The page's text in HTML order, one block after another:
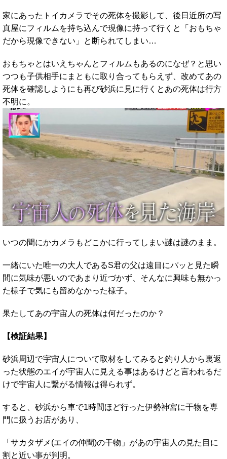
家にあったトイカメラでその死体を撮影して、後日近所の写
真屋にフィルムを持ち込んで現像に持って行くと「おもちゃ
だから現像できない」と断られてしまい…
おもちゃとはいえちゃんとフィルムもあるのになぜ？と思い
つつも子供相手にまともに取り合ってもらえず、改めてあの
死体を確認しようにも再び砂浜に見に行くとあの死体は行方
不明に。
いつの間にかカメラもどこかに行ってしまい謎は謎のまま。
一緒にいた唯一の大人であるS君の父は遠目にパッと見た瞬
間に気味が悪いのであまり近づかず、そんなに興味も無かっ
た様子で気にも留めなかった様子。
果たしてあの宇宙人の死体は何だったのか？
【検証結果】
砂浜周辺で宇宙人について取材をしてみると釣り人から裏返
った状態のエイが宇宙人に見える事はあるけどと言われるだ
けで宇宙人に繋がる情報は得られず。
すると、砂浜から車で1時間ほど行った伊勢神宮に干物を専
門に扱うお店があり、
「サカタザメ(エイの仲間)の干物」があの宇宙人の見た目に
割と近い事が判明。